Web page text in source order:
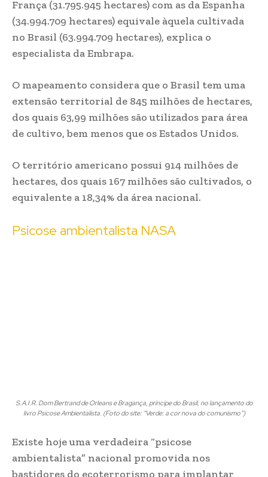
França (31.795.945 hectares) com as da Espanha
(34.994.709 hectares) equivale àquela cultivada
no Brasil (63.994.709 hectares), explica o
especialista da Embrapa.
O mapeamento considera que o Brasil tem uma
extensão territorial de 845 milhões de hectares,
dos quais 63,99 milhões são utilizados para área
de cultivo, bem menos que os Estados Unidos.
O território americano possui 914 milhões de
hectares, dos quais 167 milhões são cultivados, o
equivalente a 18,34% da área nacional.
Psicose ambientalista NASA
livroPsicose Ambientalista. Nesta obra, Dom
fogo cruzado do debate e da pressão ambientalista
internacional, com a Amazônia sempre nas